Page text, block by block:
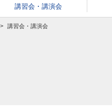
講習会・講演会
> 講習会・講演会